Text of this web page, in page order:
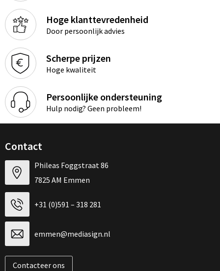
Hoge klanttevredenheid
Door persoonlijk advies
Scherpe prijzen
Hoge kwaliteit
Persoonlijke ondersteuning
Hulp nodig? Geen probleem!
Contact
Phileas Foggstraat 86
7825 AM Emmen
+31 (0)591 – 318 281
emmen@mediasign.nl
Contacteer ons